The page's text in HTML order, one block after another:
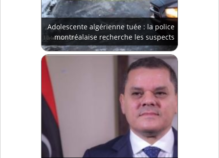
Adolescente algérienne tuée : la police
montréalaise recherche les suspects